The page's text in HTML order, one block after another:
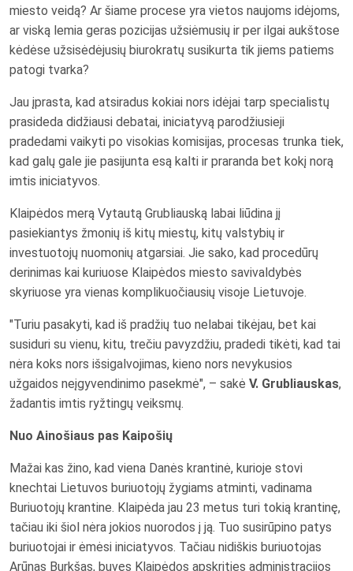
miesto veidą? Ar šiame procese yra vietos naujoms idėjoms,
ar viską lemia geras pozicijas užsiėmusių ir per ilgai aukštose
kėdėse užsisėdėjusių biurokratų susikurta tik jiems patiems
patogi tvarka?
Jau įprasta, kad atsiradus kokiai nors idėjai tarp specialistų
prasideda didžiausi debatai, iniciatyvą parodžiusieji
pradedami vaikyti po visokias komisijas, procesas trunka tiek,
kad galų gale jie pasijunta esą kalti ir praranda bet kokį norą
imtis iniciatyvos.
Klaipėdos merą Vytautą Grubliauską labai liūdina jį
pasiekiantys žmonių iš kitų miestų, kitų valstybių ir
investuotojų nuomonių atgarsiai. Jie sako, kad procedūrų
derinimas kai kuriuose Klaipėdos miesto savivaldybės
skyriuose yra vienas komplikuočiausių visoje Lietuvoje.
"Turiu pasakyti, kad iš pradžių tuo nelabai tikėjau, bet kai
susiduri su vienu, kitu, trečiu pavyzdžiu, pradedi tikėti, kad tai
nėra koks nors išsigalvojimas, kieno nors nevykusios
užgaidos neįgyvendinimo pasekmė", – sakė V. Grubliauskas,
žadantis imtis ryžtingų veiksmų.
Nuo Ainošiaus pas Kaipošių
Mažai kas žino, kad viena Danės krantinė, kurioje stovi
knechtai Lietuvos buriuotojų žygiams atminti, vadinama
Buriuotojų krantine. Klaipėda jau 23 metus turi tokią krantinę,
tačiau iki šiol nėra jokios nuorodos į ją. Tuo susirūpino patys
buriuotojai ir ėmėsi iniciatyvos. Tačiau nidiškis buriuotojas
Arūnas Burkšas, buvęs Klaipėdos apskrities administracijos